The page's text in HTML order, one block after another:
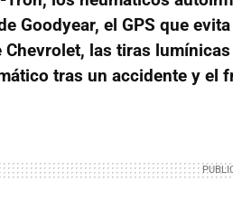
Goodyear, el GPS que
Chevrolet, las tiras
tras un accidente y el